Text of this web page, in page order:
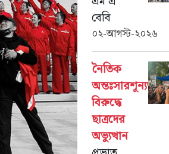
বেবি
০২-আগস্ট-২০২৬
নৈতিক
অন্তঃসারশূন্যতার
বিরুদ্ধে
ছাত্রদের
অভ্যুত্থান